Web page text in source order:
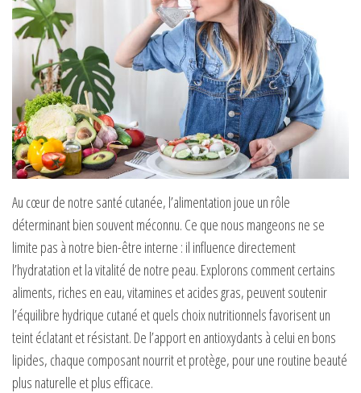
Au cœur de notre santé cutanée, l’alimentation joue un rôle
déterminant bien souvent méconnu. Ce que nous mangeons ne se
limite pas à notre bien-être interne : il influence directement
l’hydratation et la vitalité de notre peau. Explorons comment certains
aliments, riches en eau, vitamines et acides gras, peuvent soutenir
l’équilibre hydrique cutané et quels choix nutritionnels favorisent un
teint éclatant et résistant. De l’apport en antioxydants à celui en bons
lipides, chaque composant nourrit et protège, pour une routine beauté
plus naturelle et plus efficace.